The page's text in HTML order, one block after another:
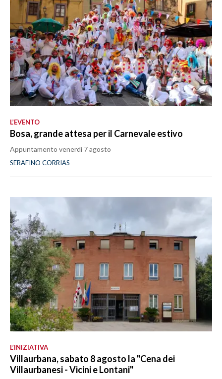
L’EVENTO
Bosa, grande attesa per il Carnevale estivo
Appuntamento venerdì 7 agosto
SERAFINO CORRIAS
L’INIZIATIVA
Villaurbana, sabato 8 agosto la "Cena dei
Villaurbanesi - Vicini e Lontani"